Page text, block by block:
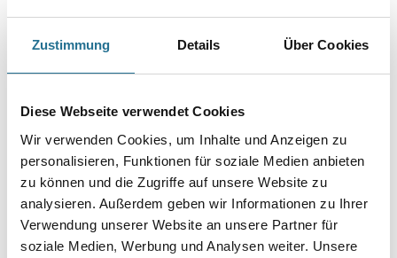
Zustimmung Details Über Cookies
Diese Webseite verwendet Cookies
Wir verwenden Cookies, um Inhalte und Anzeigen zu
personalisieren, Funktionen für soziale Medien anbieten
zu können und die Zugriffe auf unsere Website zu
analysieren. Außerdem geben wir Informationen zu Ihrer
Verwendung unserer Website an unsere Partner für
soziale Medien, Werbung und Analysen weiter. Unsere
Farbtonbezeichnung
Glanzgrad
Gebinde